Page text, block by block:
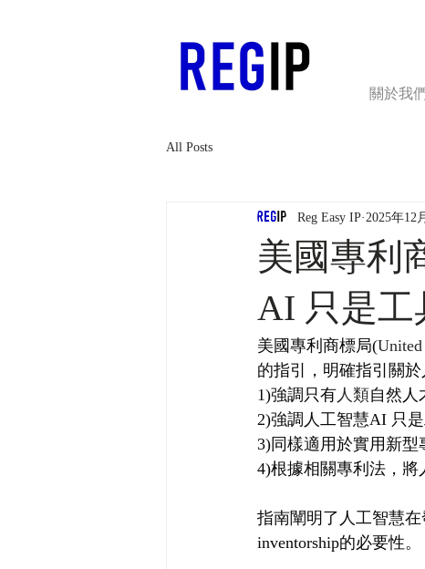
關於我
All Posts
美國專利
AI 只是工
Reg Easy IP 2025年12
美國專利商標局(United
的指引，明確指引關
1)強調只有人類自然人
2)強調人工智慧AI 只
3)同樣適用於實用新型
4)根據相關專利法，將
指南闡明了人工智慧
inventorship的必要性。